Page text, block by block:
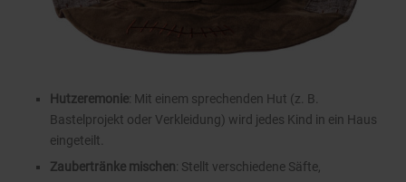
Hutzeremonie: Mit einem sprechenden Hut (z. B.
Bastelprojekt oder Verkleidung) wird jedes Kind in ein Haus
eingeteilt.
Zaubertränke mischen: Stellt verschiedene Säfte,